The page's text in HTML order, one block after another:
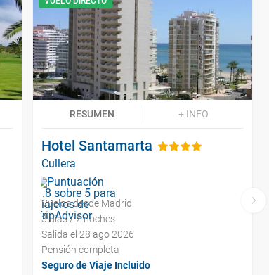
RESUMEN + INFO
Hotel Santamarta
Cullera
Vuelos desde Madrid
3 días / 2 noches
Salida el 28 ago 2026
Pensión completa
Seguro de Viaje Incluido